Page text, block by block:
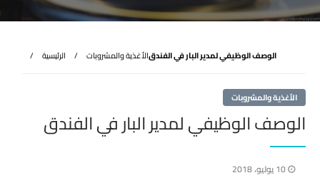
الرئيسية الأغذية والمشروباتالوصف الوظيفي لمدير البار في الفندق
الأغذية والمشروبات
الوصف الوظيفي لمدير البار في الفندق
نُشر
10 يوليو، 2018